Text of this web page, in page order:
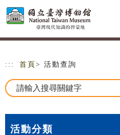
跳到主要內容
網站導覽
::: 首頁 > 活動查詢
活動分類